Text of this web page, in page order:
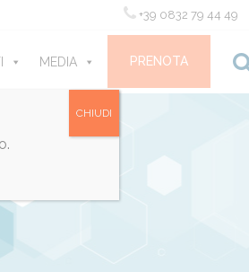
+39 0832 79 44 49
PRENOTA
MEDIA CONTATTI
CHIUDI